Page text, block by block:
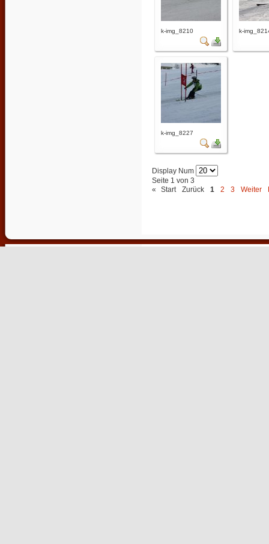
k-img_8210 k-
k-img_8227
Display Num
Seite 1 von 3
«
Start Zurück 1 2 3 Weiter